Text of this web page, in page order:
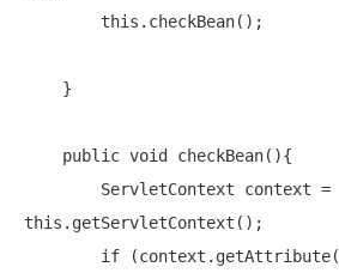
this .checkBean();
public void
checkBean(){
this .getServletContext();
if (context.getAttribute(